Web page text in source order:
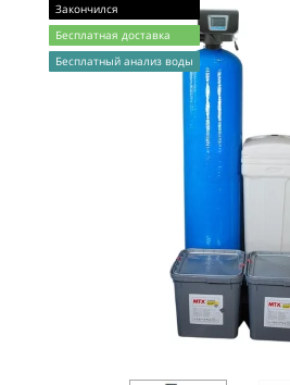
Закончился
Бесплатная доставка
Бесплатный анализ воды